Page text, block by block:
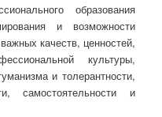
образования
и возможности
качеств, ценностей,
культуры,
и толерантности,
самостоятельности и